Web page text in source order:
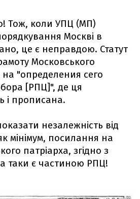
Тож, коли УПЦ (МП)
Москві в
це є неправдою. Статут
Московського
на "определения сего
[РПЦ]", де ця
і прописана.
незалежність від
мінімум, посилання на
патріарха, згідно з
таки є частиною РПЦ!